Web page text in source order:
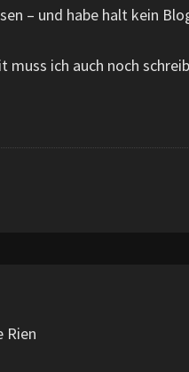
– und habe halt kein
muss ich auch noch
Rien